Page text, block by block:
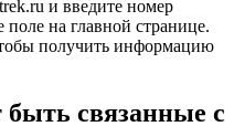
и введите номер
на главной странице.
получить информацию
быть связанные с